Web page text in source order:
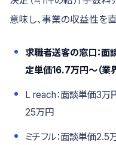
意味し、事業の収益性を
求職者送客の窓口：
定単価16.7万円〜（業
L reach：面談単価3
25万円
ミチフル：面談単価